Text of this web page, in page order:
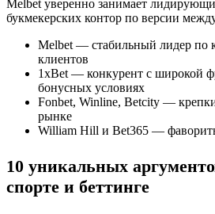
Melbet уверенно занимает
букмекерских контор по версии
Melbet — стабильный лидер по
клиентов
1xBet — конкурент с широкой
бонусных условиях
Fonbet, Winline, Betcity —
рынке
William Hill и Bet365 —
10 уникальных
спорте и беттинге